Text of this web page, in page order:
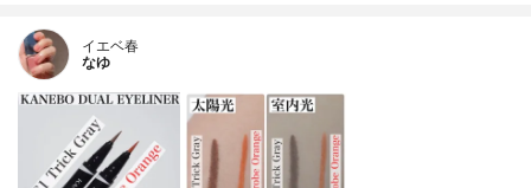
イエベ春
なゆ